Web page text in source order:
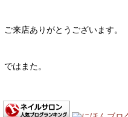
ご来店ありがとうございます。
ではまた。